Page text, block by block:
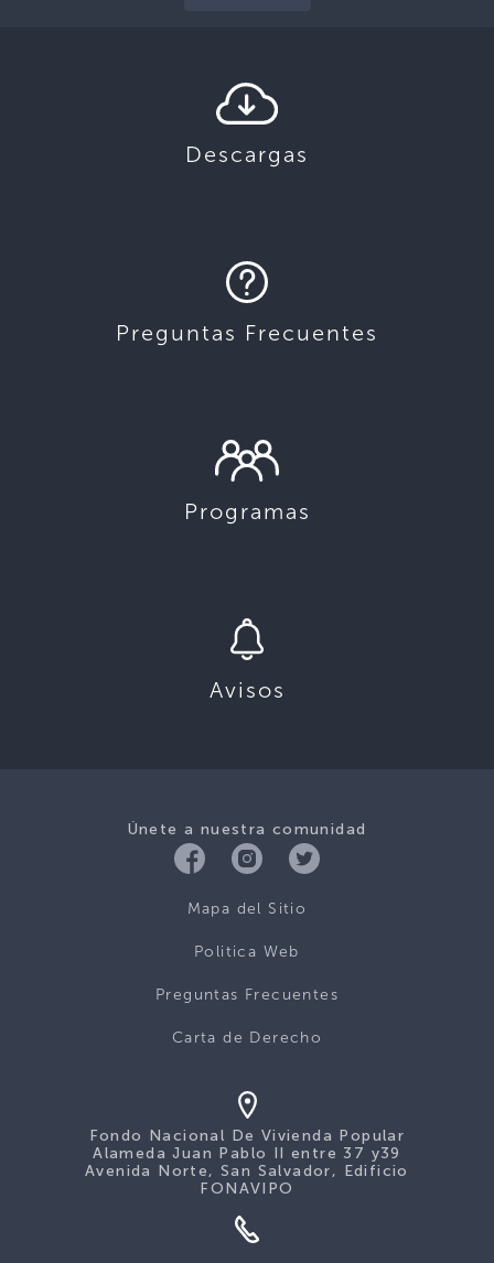
Descargas
Preguntas Frecuentes
Programas
Avisos
Únete a nuestra comunidad
Mapa del Sitio
Politica Web
Preguntas Frecuentes
Carta de Derecho
Fondo Nacional De Vivienda Popular
Alameda Juan Pablo II entre 37 y39
Avenida Norte, San Salvador, Edificio
FONAVIPO